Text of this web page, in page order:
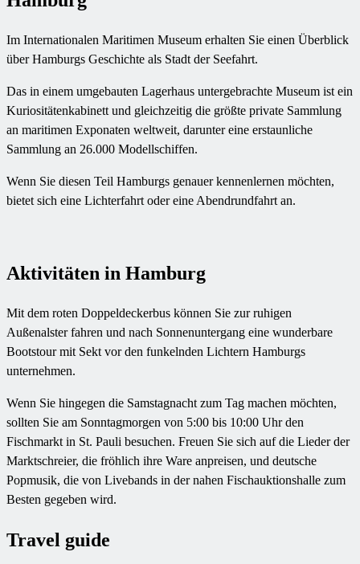
Im Internationalen Maritimen Museum erhalten Sie einen Überblick
über Hamburgs Geschichte als Stadt der Seefahrt.
Das in einem umgebauten Lagerhaus untergebrachte Museum ist ein
Kuriositätenkabinett und gleichzeitig die größte private Sammlung
an maritimen Exponaten weltweit, darunter eine erstaunliche
Sammlung an 26.000 Modellschiffen.
Wenn Sie diesen Teil Hamburgs genauer kennenlernen möchten,
bietet sich eine Lichterfahrt oder eine Abendrundfahrt an.
Aktivitäten in Hamburg
Mit dem roten Doppeldeckerbus können Sie zur ruhigen
Außenalster fahren und nach Sonnenuntergang eine wunderbare
Bootstour mit Sekt vor den funkelnden Lichtern Hamburgs
unternehmen.
Wenn Sie hingegen die Samstagnacht zum Tag machen möchten,
sollten Sie am Sonntagmorgen von 5:00 bis 10:00 Uhr den
Fischmarkt in St. Pauli besuchen. Freuen Sie sich auf die Lieder der
Marktschreier, die fröhlich ihre Ware anpreisen, und deutsche
Popmusik, die von Livebands in der nahen Fischauktionshalle zum
Besten gegeben wird.
Travel guide